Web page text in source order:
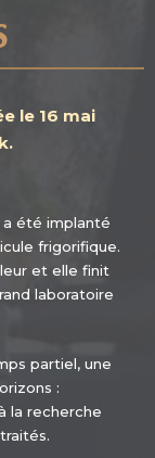
le 16 mai
.
été implanté
frigorifique.
et elle finit
laboratoire
partiel, une
:
la recherche